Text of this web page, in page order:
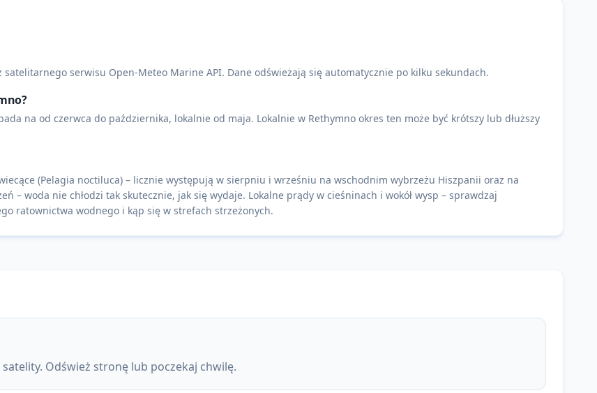
serwisu Open-Meteo Marine API. Dane odświeżają się automatycznie po kilku sekundach.
na od czerwca do października, lokalnie od maja. Lokalnie w Rethymno okres ten może być krótszy lub dłuższy
(Pelagia noctiluca) – licznie występują w sierpniu i wrześniu na wschodnim wybrzeżu Hiszpanii oraz na
– woda nie chłodzi tak skutecznie, jak się wydaje. Lokalne prądy w cieśninach i wokół wysp – sprawdzaj
ratownictwa wodnego i kąp się w strefach strzeżonych.
Odśwież stronę lub poczekaj chwilę.